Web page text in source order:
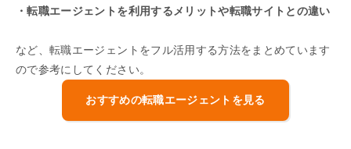
・転職エージェントを利用するメリットや転職サイトとの違い
など、転職エージェントをフル活用する方法をまとめています
ので参考にしてください。
おすすめの転職エージェントを見る